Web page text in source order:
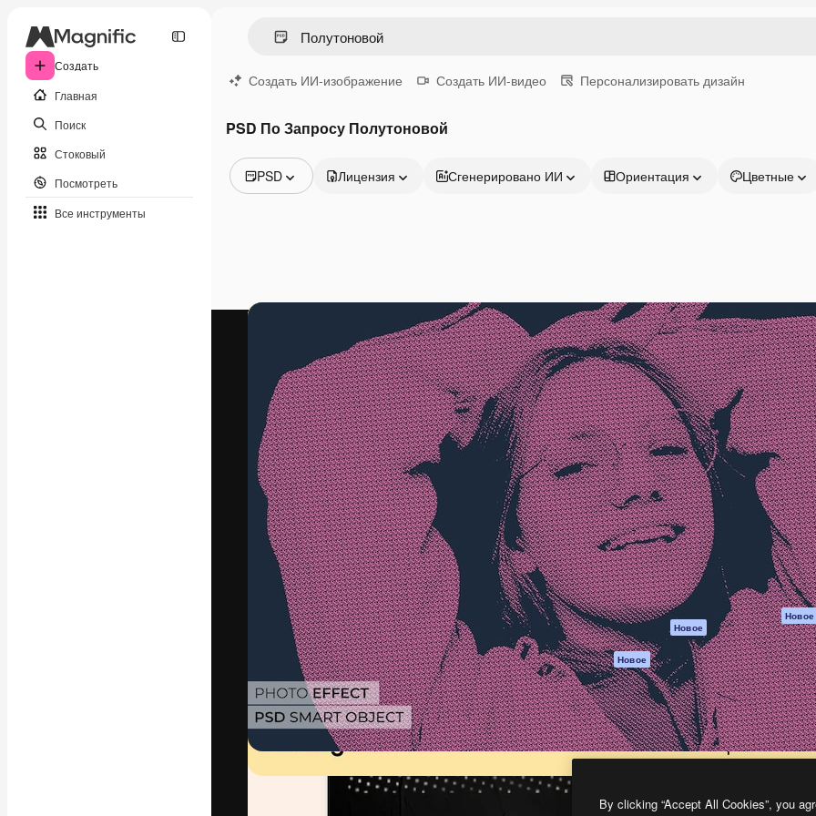
Создать
Главная
Поиск
Стоковый
Посмотреть
Все инструменты
Создать ИИ-изображение Создать ИИ-видео Персонализировать дизайн
PSD По Запросу Полутоновой
PSD
Видео
Видеошаблоны
3D-модели
Шрифты
Лицензия Сгенерировано ИИ Ориентация Цветные
Креативная платформа для создания
ваших лучших работ. Более 1 миллиона
подписчиков среди креаторов,
предприятий, агентств и студий.
Pусский
Продукция
Spaces
ИИ-помощник
Генератор
изображений ИИ
Генератор видео
ИИ
Генератор голоса
на основе ИИ
Стоковый контент
MCP для
Claude/ChatGPT
Новое
Агенты Новое
API
Мобильное
приложение
Все инструменты
Magnific
Начать
Academy
Документация
Пакету ИИ
Служба
поддержки
Условия и
положения
Политика
Оригиналы Новое
Политика
cookie
Центр доверия
Партнеры
Предприятие
By clicking “Accept All Cookies”, you